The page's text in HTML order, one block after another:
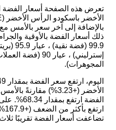
تعرض هذه الصفحة أسعار الفضة
بالإضافة إلى آخر سعر بالأمس
ذلك أسعار الفضة بالأوقية
المجوهرات).
الأخضر (+3.23%)
تضاعفت أسعار الفضة تقريبًا